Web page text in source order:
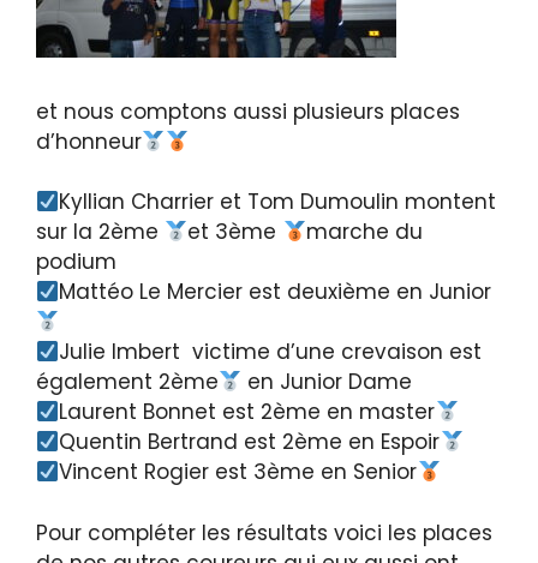
et nous comptons aussi plusieurs places
d’honneur
Kyllian Charrier et Tom Dumoulin montent
sur la 2ème
et 3ème
marche du
podium
Mattéo Le Mercier est deuxième en Junior
Julie Imbert victime d’une crevaison est
également 2ème
en Junior Dame
Laurent Bonnet est 2ème en master
Quentin Bertrand est 2ème en Espoir
Vincent Rogier est 3ème en Senior
Pour compléter les résultats voici les places